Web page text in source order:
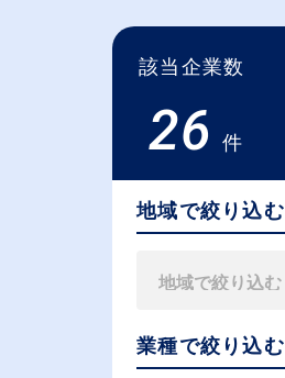
該当企業数
26 件
地域で絞り込む
業種で絞り込む